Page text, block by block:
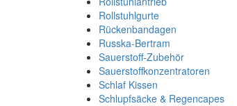
Rollstuhlgurte
Rückenbandagen
Russka-Bertram
Sauerstoff-Zubehör
Sauerstoffkonzentratoren
Schlaf Kissen
Schlupfsäcke & Regencapes